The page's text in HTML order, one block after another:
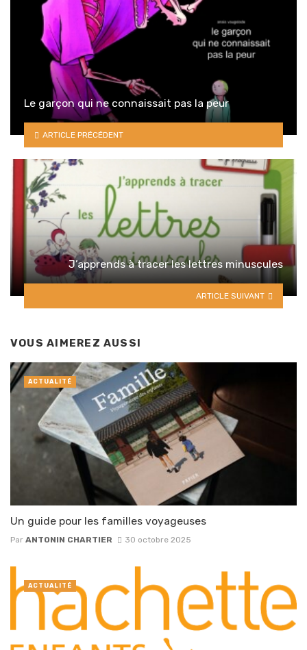
Le garçon qui ne connaissait pas la peur
ARTICLE PRÉCÉDENT
J’apprends à tracer les lettres minuscules
ARTICLE SUIVANT
VOUS AIMEREZ AUSSI
Un guide pour les familles voyageuses
Par ANTONIN CHARTIER 30 octobre 2025
ACTUALITÉ
ACTUALITÉ